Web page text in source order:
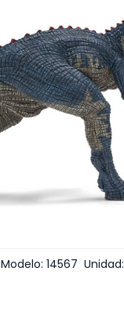
Modelo: 14567 Unidad: